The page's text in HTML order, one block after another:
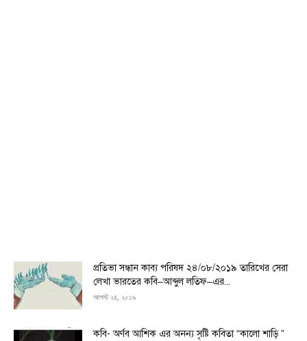
প্রতিভা সন্ধান কাব্য পরিষদ ২৪/০৮/২০১৯ তারিখের সেরা
লেখা ভারতের কবি–আব্দুল লতিফ–এর...
আগস্ট ২৪, ২০১৯
কবি- অর্ণব আশিক এর অনন্য সৃষ্টি কবিতা “কালো শাড়ি ”